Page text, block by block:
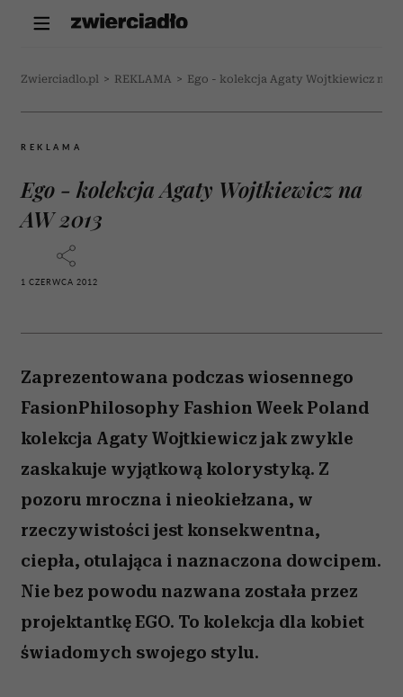
Zwierciadlo.pl > REKLAMA > Ego - kolekcja Agaty Wojtkiewicz na
REKLAMA
Ego - kolekcja Agaty Wojtkiewicz na
AW 2013
1 CZERWCA 2012
Zaprezentowana podczas wiosennego
FasionPhilosophy Fashion Week Poland
kolekcja Agaty Wojtkiewicz jak zwykle
zaskakuje wyjątkową kolorystyką. Z
pozoru mroczna i nieokiełzana, w
rzeczywistości jest konsekwentna,
ciepła, otulająca i naznaczona dowcipem.
Nie bez powodu nazwana została przez
projektantkę EGO. To kolekcja dla kobiet
świadomych swojego stylu.